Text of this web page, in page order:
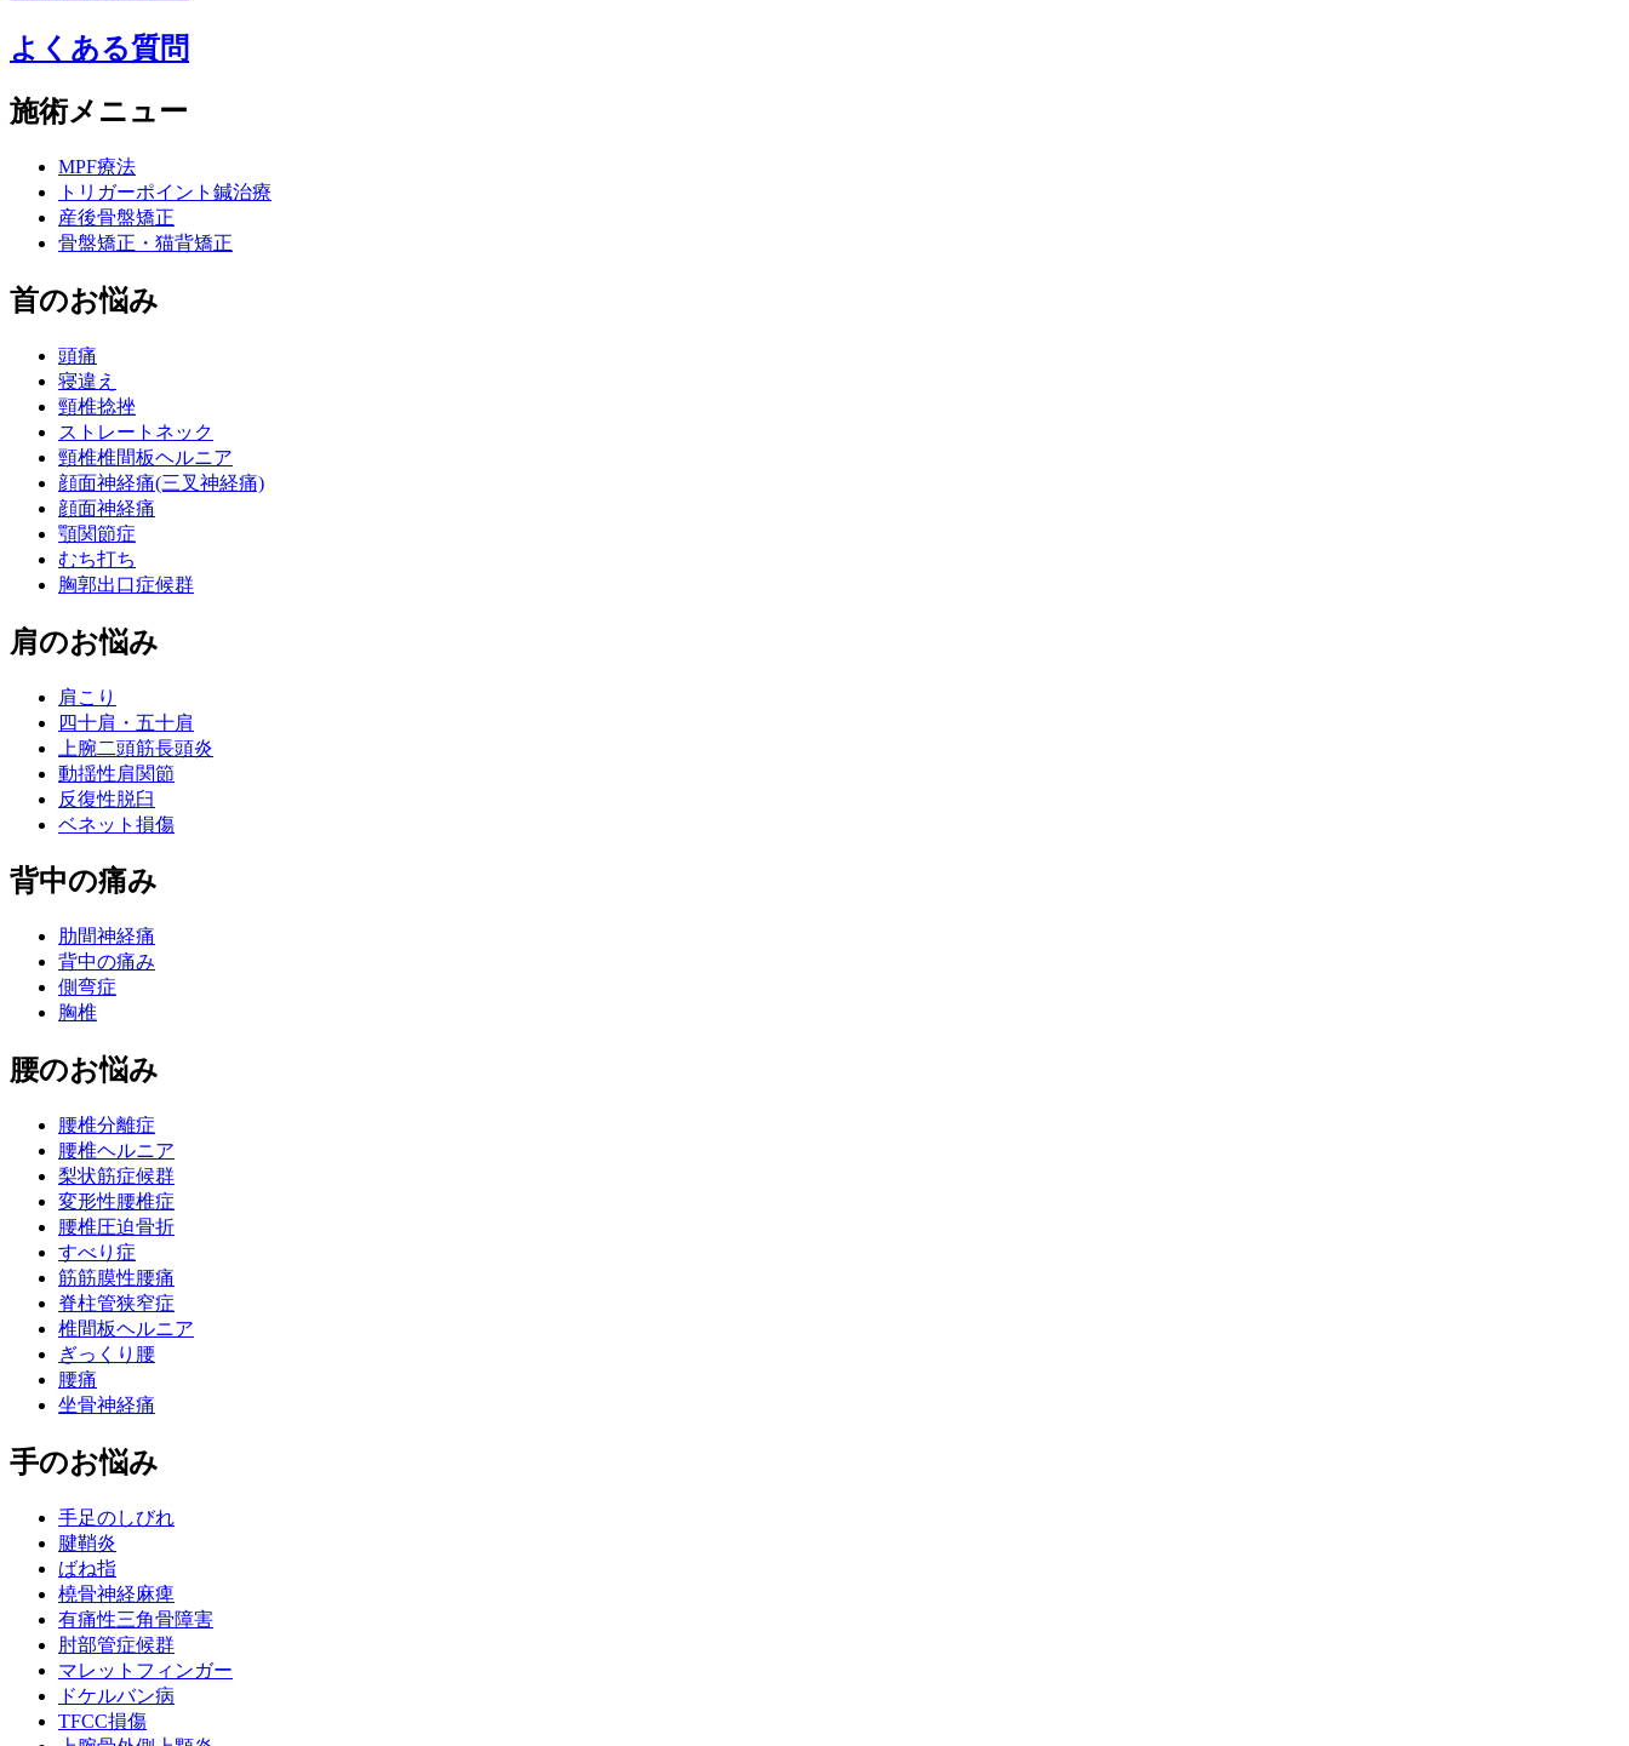
よくある質問
施術メニュー
MPF療法
トリガーポイント鍼治療
産後骨盤矯正
骨盤矯正・猫背矯正
首のお悩み
頭痛
寝違え
頸椎捻挫
ストレートネック
頸椎椎間板ヘルニア
顔面神経痛(三叉神経痛)
顔面神経痛
顎関節症
むち打ち
胸郭出口症候群
肩のお悩み
肩こり
四十肩・五十肩
上腕二頭筋長頭炎
動揺性肩関節
反復性脱臼
ベネット損傷
背中の痛み
肋間神経痛
背中の痛み
側弯症
胸椎
腰のお悩み
腰椎分離症
腰椎ヘルニア
梨状筋症候群
変形性腰椎症
腰椎圧迫骨折
すべり症
筋筋膜性腰痛
脊柱管狭窄症
椎間板ヘルニア
ぎっくり腰
腰痛
坐骨神経痛
手のお悩み
手足のしびれ
腱鞘炎
ばね指
橈骨神経麻痺
有痛性三角骨障害
肘部管症候群
マレットフィンガー
ドケルバン病
TFCC損傷